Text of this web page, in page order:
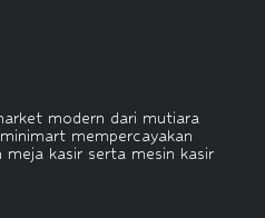
modern dari mutiara
mempercayakan
meja kasir serta mesin kasir